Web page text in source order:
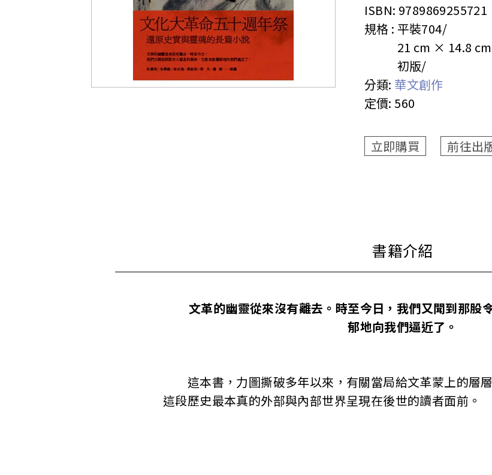
ISBN: 9789869255721
規格 : 平裝704
21 cm × 14.8 cm
初版
分類: 華文創作
定價:560
立即購買 前往出
文革的幽靈從來沒有離去。時至今日，我們又聞到那股
郁地向我們逼近了。
這本書，力圖撕破多年以來，有關當局給文革蒙上的層
這段歷史最本真的外部與內部世界呈現在後世的讀者面前。